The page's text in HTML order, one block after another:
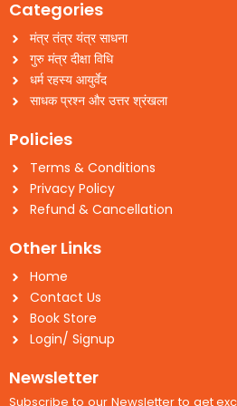
Categories
मंत्र तंत्र यंत्र साधना
गुरु मंत्र दीक्षा विधि
धर्म रहस्य आयुर्वेद
साधक प्रश्न और उत्तर श्रंखला
Policies
Terms & Conditions
Privacy Policy
Refund & Cancellation
Other Links
Home
Contact Us
Book Store
Login/ Signup
Newsletter
Subscribe to our Newsletter to get